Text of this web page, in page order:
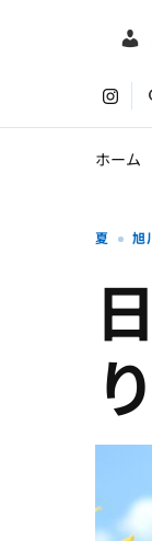
ホーム
夏 旭